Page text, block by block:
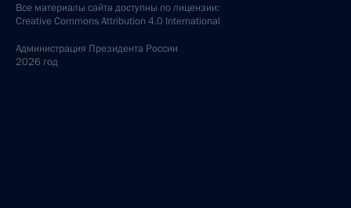
Все материалы сайта доступны по лицензии:
Creative Commons Attribution 4.0 International
Администрация Президента России
2026 год